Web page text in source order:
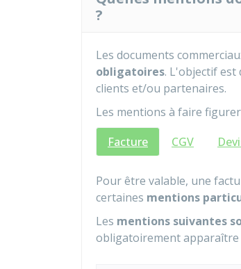
?
Les documents
obligatoires. L'objectif est
clients et/ou partenaires.
Les mentions à faire
Facture
CGV
Pour être valable, une
certaines mentions
Les mentions suivantes
obligatoirement apparaître